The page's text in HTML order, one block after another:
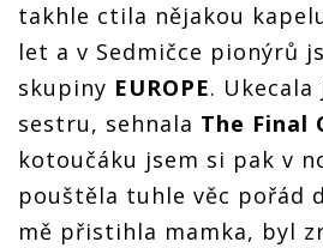
takhle ctila nějakou
let a v Sedmičce pionýrů
skupiny EUROPE.
sestru, sehnala The Final
kotoučáku jsem si pak v
pouštěla tuhle věc pořád
mě přistihla mamka, byl